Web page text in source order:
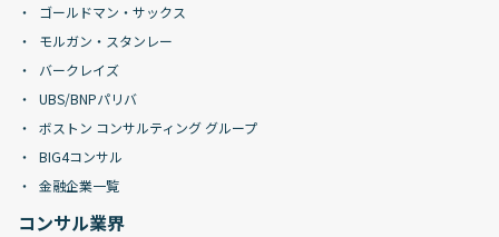
ゴールドマン・サックス
モルガン・スタンレー
バークレイズ
UBS/BNPパリバ
ボストン コンサルティング グループ
BIG4コンサル
金融企業一覧
コンサル業界